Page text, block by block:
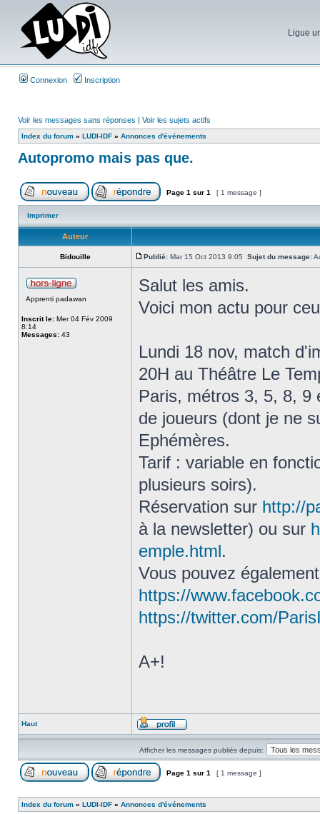
Ligue
Connexion Inscription
Voir les messages sans réponses | Voir les sujets actifs
Index du forum » LUDI-IDF » Annonces d'événements
Autopromo mais pas que.
Page 1 sur 1 [ 1 message ]
Imprimer
Auteur
Bidouille Publié: Mar 15 Oct 2013 9:05 Sujet du message:
Apprenti padawan
Inscrit le: Mer 04 Fév 2009
8:14
Messages: 43
Salut les amis.
Voici mon actu pour
Lundi 18 nov, match
20H au Théâtre Le
Paris, métros 3, 5, 8, 9
de joueurs (dont je ne
Ephémères.
Tarif : variable en
plusieurs soirs).
Réservation sur http://
à la newsletter) ou sur
emple.html.
Vous pouvez
https://
https://twitter.com/
A+!
Haut
Afficher les messages publiés depuis:
Page 1 sur 1 [ 1 message ]
Index du forum » LUDI-IDF » Annonces d'événements